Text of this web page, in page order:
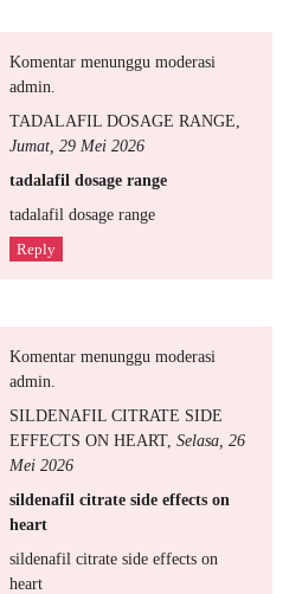
Komentar menunggu moderasi
admin.
TADALAFIL DOSAGE RANGE
Jumat, 29 Mei 2026
tadalafil dosage range
tadalafil dosage range
Reply
Komentar menunggu moderasi
admin.
SILDENAFIL CITRATE SIDE
EFFECTS ON HEART, Selasa, 26
Mei 2026
sildenafil citrate side effects on
heart
sildenafil citrate side effects on
heart